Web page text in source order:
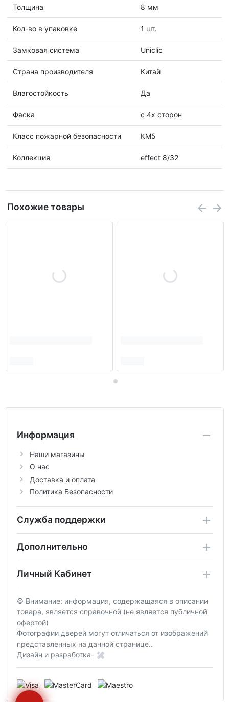
Толщина 8 мм
Кол-во в упаковке 1 шт.
Замковая система Uniclic
Страна производителя Китай
Влагостойкость Да
Фаска с 4х сторон
Класс пожарной безопасности КМ5
Коллекция effect 8/32
Похожие товары
Информация
Наши магазины
О нас
Доставка и оплата
Политика Безопасности
Служба поддержки
Дополнительно
Личный Кабинет
© Внимание: информация, содержащаяся в описании
товара, является справочной (не является публичной
офертой)
Фотографии дверей могут отличаться от изображений
представленных на данной странице..
Дизайн и разработка-